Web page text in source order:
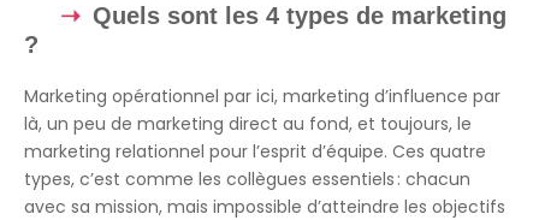
Quels sont les 4 types de marketing
?
Marketing opérationnel par ici, marketing d’influence par
là, un peu de marketing direct au fond, et toujours, le
marketing relationnel pour l’esprit d’équipe. Ces quatre
types, c’est comme les collègues essentiels : chacun
avec sa mission, mais impossible d’atteindre les objectifs